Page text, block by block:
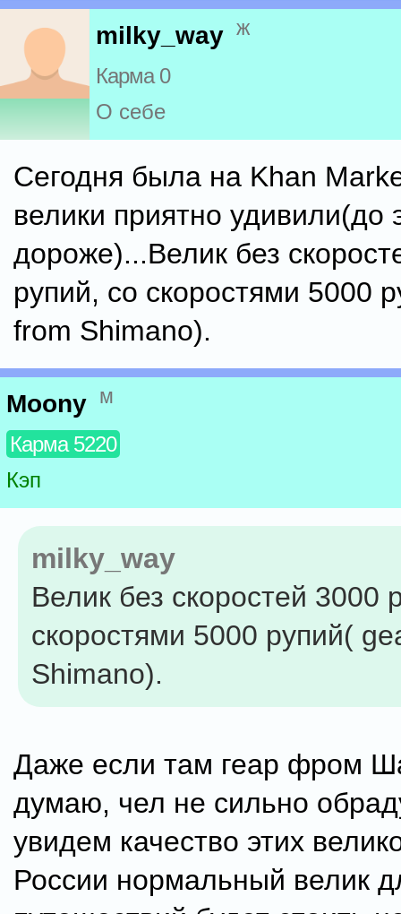
milky_way ж
Карма 0
О себе
Сегодня была на Khan
велики приятно удивили(до
дороже)...Велик без
рупий, со скоростями 5000
from Shimano).
Moony м
Карма 5220
Кэп
milky_way
Велик без скоростей 3000
скоростями 5000 рупий(
Shimano).
Даже если там геар фром
думаю, чел не сильно
увидем качество этих
России нормальный велик